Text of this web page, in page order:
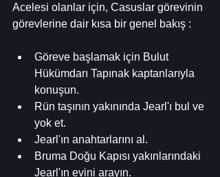
Acelesi olanlar için, Casuslar görevinin
görevlerine dair kısa bir genel bakış :
Göreve başlamak için Bulut
Hükümdarı Tapınak kaptanlarıyla
konuşun.
Rün taşının yakınında Jearl'ı bul ve
yok et.
Jearl'ın anahtarlarını al.
Bruma Doğu Kapısı yakınlarındaki
Jearl'ın evini arayın.